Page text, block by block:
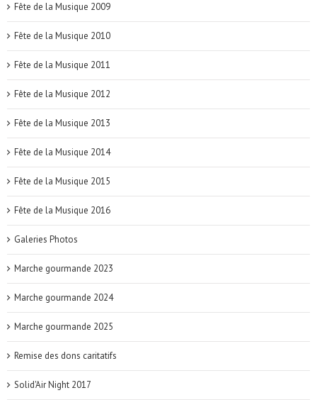
Fête de la Musique 2009
Fête de la Musique 2010
Fête de la Musique 2011
Fête de la Musique 2012
Fête de la Musique 2013
Fête de la Musique 2014
Fête de la Musique 2015
Fête de la Musique 2016
Galeries Photos
Marche gourmande 2023
Marche gourmande 2024
Marche gourmande 2025
Remise des dons caritatifs
Solid'Air Night 2017